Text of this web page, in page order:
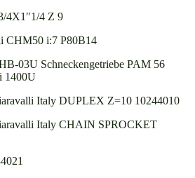
4X1″1/4 Z 9
CHM50 i:7 P80B14
03U Schneckengetriebe PAM 56
1400U
Italy DUPLEX Z=10 10244010
Italy CHAIN SPROCKET